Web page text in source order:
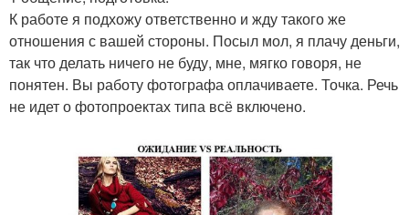
К работе я подхожу ответственно и жду такого же
отношения с вашей стороны. Посыл мол, я плачу деньги,
так что делать ничего не буду, мне, мягко говоря, не
понятен. Вы работу фотографа оплачиваете. Точка. Речь
не идет о фотопроектах типа всё включено.